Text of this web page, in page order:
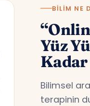
BILIM NE
Yüz
Bilimsel
terapinin